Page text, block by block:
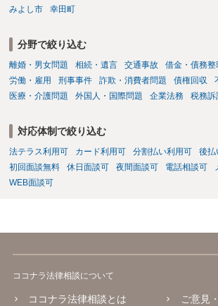
みよし市
幸田町
分野で絞り込む
離婚・男女問題 相続・遺言 交通事故 借金・債務整
労働・雇用
刑事事件 詐欺・消費者問題 債権回収
医療・介護問題
外国人・国際問題 企業法務 税務訴
対応体制で絞り込む
法テラス利用可 カード利用可 分割払い利用可
後払
初回面談無料
休日面談可 夜間面談可 電話相談可
WEB面談可
ココナラ法律相談について
ココナラ法律相談とは ご意見